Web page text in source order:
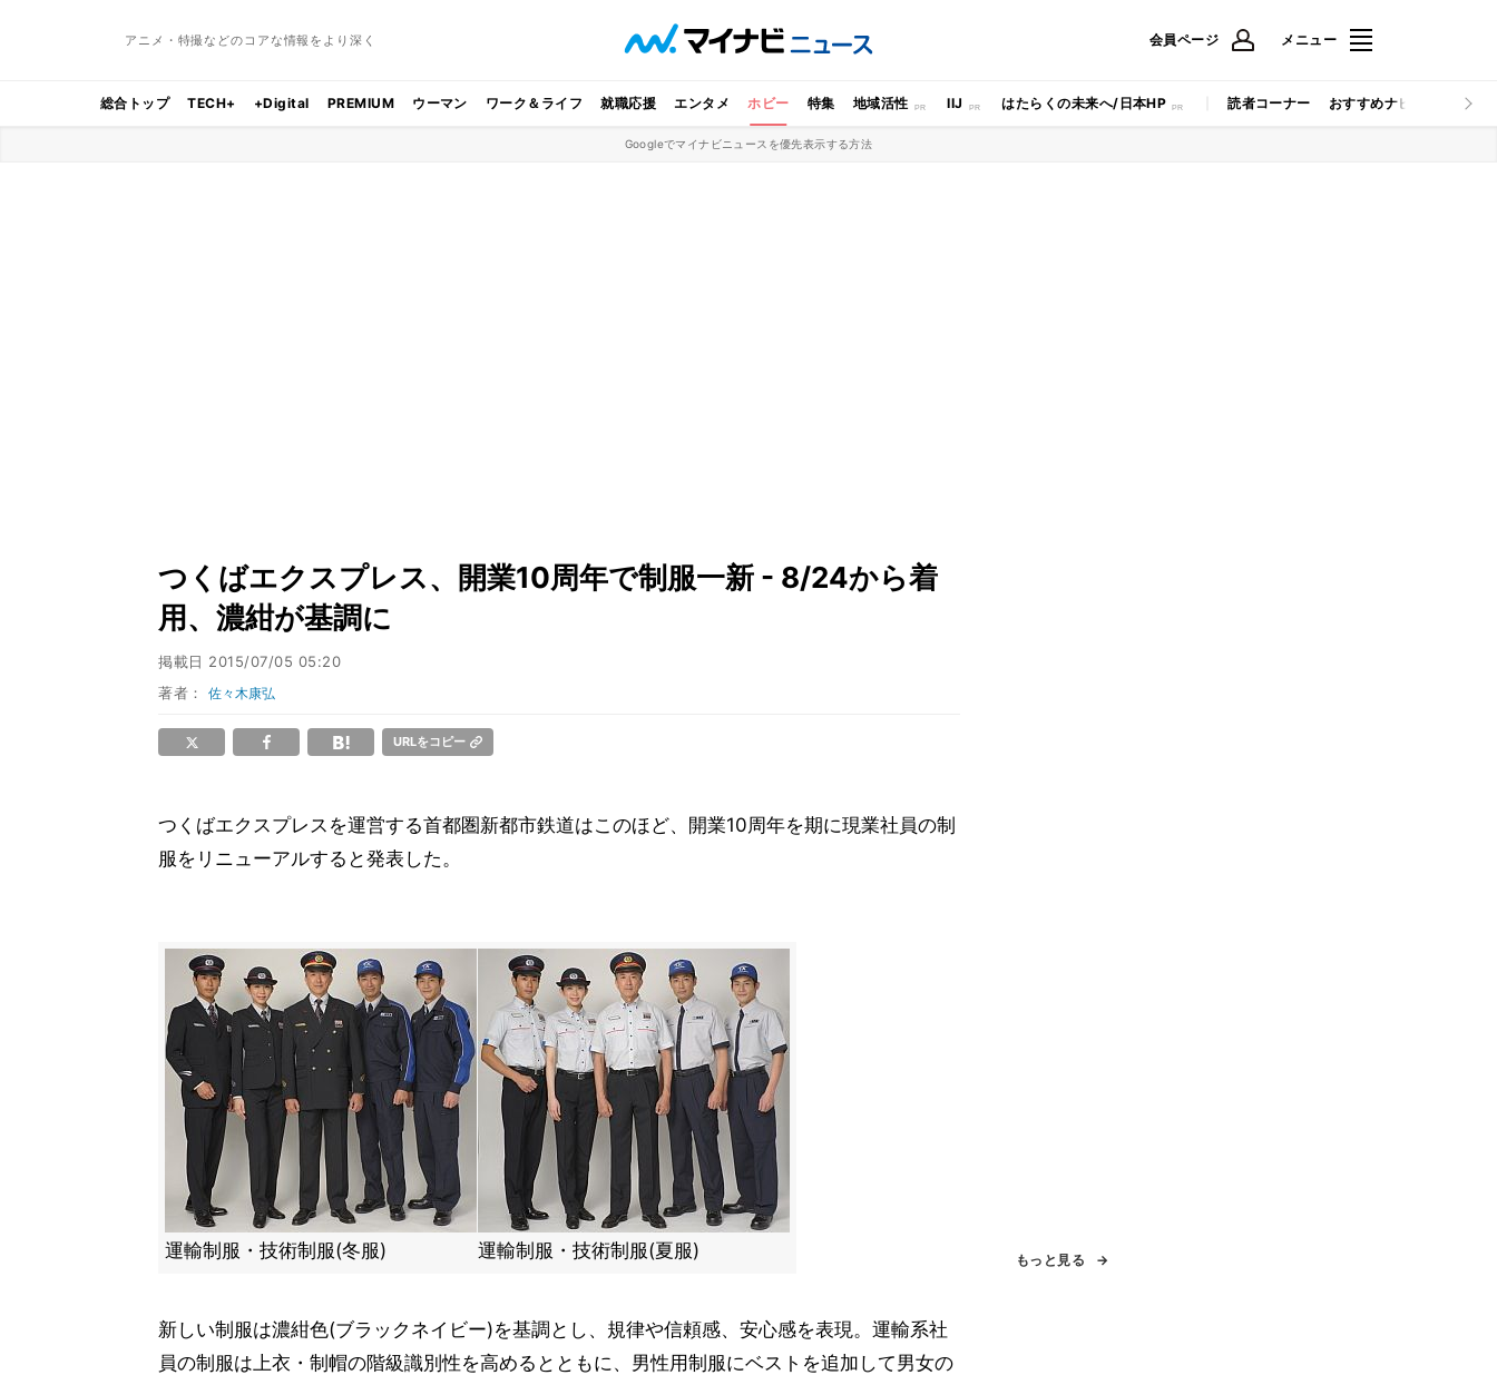
アニメ・特撮などのコアな情報をより深く 会員ページ メニュー
総合トップ TECH+ +Digital PREMIUM ウーマン ワーク＆ライフ 就職応援 エンタメ ホビー 特集 地域活性 IIJ はたらくの未来へ/日本HP 読者コーナー おすすめナビ マイナビ
Googleでマイナビニュースを優先表示する方法
つくばエクスプレス、開業10周年で制服一新 - 8/24から着
用、濃紺が基調に
掲載日 2015/07/05 05:20
著者：佐々木康弘
URLをコピー
つくばエクスプレスを運営する首都圏新都市鉄道はこのほど、開業10周年を期に現業社員の制
服をリニューアルすると発表した。
運輸制服・技術制服(冬服) 運輸制服・技術制服(夏服)
新しい制服は濃紺色(ブラックネイビー)を基調とし、規律や信頼感、安心感を表現。運輸系社
員の制服は上衣・制帽の階級識別性を高めるとともに、男性用制服にベストを追加して男女の
もっと見る